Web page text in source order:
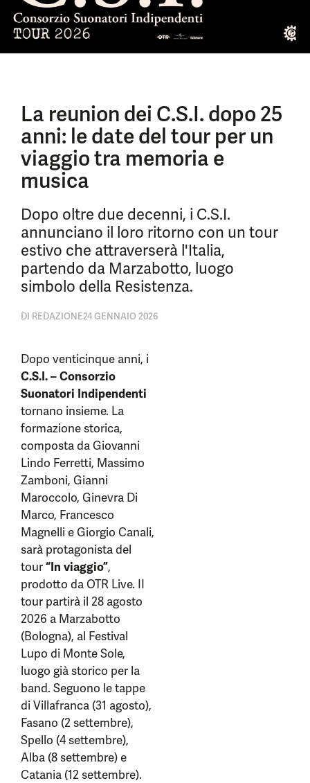
La reunion dei C.S.I. dopo 25
anni: le date del tour per un
viaggio tra memoria e
musica
Dopo oltre due decenni, i C.S.I.
annunciano il loro ritorno con un tour
estivo che attraverserà l'Italia,
partendo da Marzabotto, luogo
simbolo della Resistenza.
DI REDAZIONE24 GENNAIO 2026
Dopo venticinque anni, i
C.S.I. – Consorzio
Suonatori Indipendenti
tornano insieme. La
formazione storica,
composta da Giovanni
Lindo Ferretti, Massimo
Zamboni, Gianni
Maroccolo, Ginevra Di
Marco, Francesco
Magnelli e Giorgio Canali,
sarà protagonista del
tour“In viaggio”,
prodotto da OTR Live. II
tour partirà il 28 agosto
2026 a Marzabotto
(Bologna), al Festival
Lupo di Monte Sole,
luogo già storico per la
band. Seguono le tappe
di Villafranca (31 agosto),
Fasano (2 settembre),
Spello (4 settembre),
Alba (8 settembre) e
Catania (12 settembre).